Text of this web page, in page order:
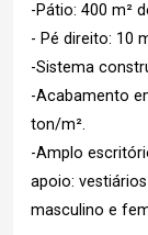
-Pátio: 400 m²
- Pé direito: 10
-Sistema
-Acabamento
ton/m².
-Amplo
apoio: vestiários
masculino e